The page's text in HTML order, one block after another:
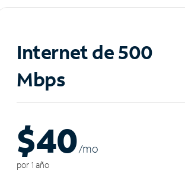
Internet de 500
Mbps
$40/mo
por 1 año